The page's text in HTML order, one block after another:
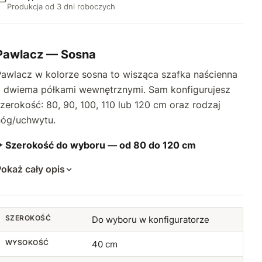
Produkcja od 3 dni roboczych
— Sosna
w kolorze sosna to wisząca szafka naścienna
dwiema półkami wewnętrznymi. Sam konfigurujesz
80, 90, 100, 110 lub 120 cm oraz rodzaj
uchwytu.
Szerokość do wyboru — od 80 do 120 cm
cały opis
SZEROKOŚĆ Do wyboru w konfiguratorze
WYSOKOŚĆ 40 cm